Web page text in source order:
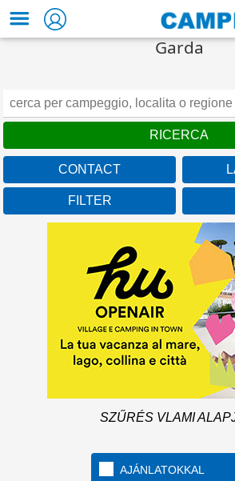
Garda
CONTACT
FILTER
SZŰRÉS VLAMI
AJÁNLATOKKAL